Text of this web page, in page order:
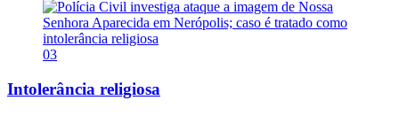
03
Intolerância religiosa